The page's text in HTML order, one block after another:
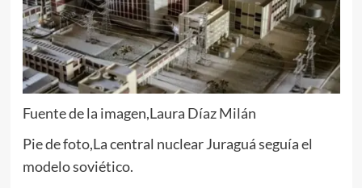
Fuente de la imagen,Laura Díaz Milán
Pie de foto,La central nuclear Juraguá seguía el
modelo soviético.